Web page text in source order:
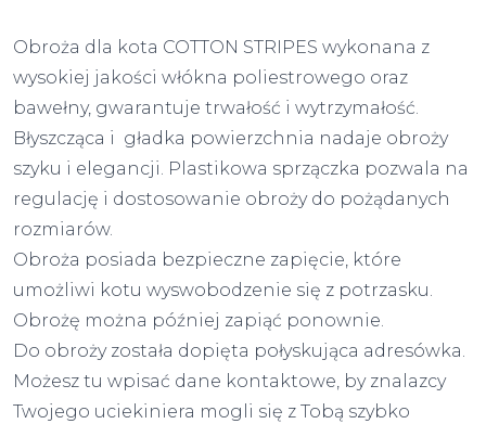
Obroża dla kota COTTON STRIPES wykonana z
wysokiej jakości włókna poliestrowego oraz
bawełny, gwarantuje trwałość i wytrzymałość.
Błyszcząca i gładka powierzchnia nadaje obroży
szyku i elegancji. Plastikowa sprzączka pozwala na
regulację i dostosowanie obroży do pożądanych
rozmiarów.
Obroża posiada bezpieczne zapięcie, które
umożliwi kotu wyswobodzenie się z potrzasku.
Obrożę można później zapiąć ponownie.
Do obroży została dopięta połyskująca adresówka.
Możesz tu wpisać dane kontaktowe, by znalazcy
Twojego uciekiniera mogli się z Tobą szybko